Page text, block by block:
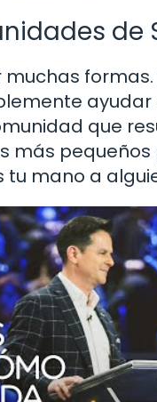
de
muchas
ayudar
que
más
tu mano a